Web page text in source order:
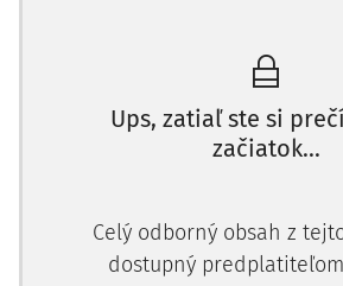
musí posudzujúci lekár nakoniec
položky, resp. poškodenia zdravia
alebo funkčnú stratu končatiny. Tá
nižším počtom bodov, čím sa
vytrpených bolestí by mal
odškodnenie, sporná právna
poškodenému dosiahnutie
Ups, zatiaľ ste si
začiatok...
Celý odborný obsah z
dostupný